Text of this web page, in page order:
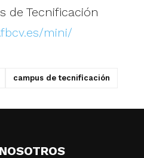
de Tecnificación
mini/
campus de tecnificación